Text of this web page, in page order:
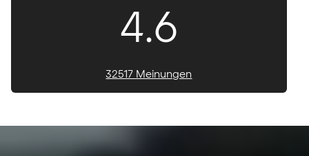
4.6
32517 Meinungen